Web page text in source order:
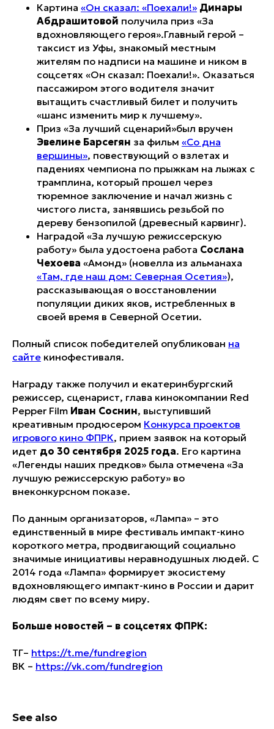
Картина «Он сказал: «Поехали!» Динары
Абдрашитовой получила приз «За
вдохновляющего героя».Главный герой –
таксист из Уфы, знакомый местным
жителям по надписи на машине и ником в
соцсетях «Он сказал: Поехали!». Оказаться
пассажиром этого водителя значит
вытащить счастливый билет и получить
«шанс изменить мир к лучшему».
Приз «За лучший сценарий»был вручен
Эвелине Барсегян за фильм «Со дна
вершины», повествующий о взлетах и
падениях чемпиона по прыжкам на лыжах с
трамплина, который прошел через
тюремное заключение и начал жизнь с
чистого листа, занявшись резьбой по
дереву бензопилой (древесный карвинг).
Наградой «За лучшую режиссерскую
работу» была удостоена работа Сослана
Чехоева «Амонд» (новелла из альманаха
«Там, где наш дом: Северная Осетия»),
рассказывающая о восстановлении
популяции диких яков, истребленных в
своей время в Северной Осетии.
Полный список победителей опубликован на
сайте кинофестиваля.
Награду также получил и екатеринбургский
режиссер, сценарист, глава кинокомпании Red
Pepper Film Иван Соснин, выступивший
креативным продюсером Конкурса проектов
игрового кино ФПРК, прием заявок на который
идет до 30 сентября 2025 года. Его картина
«Легенды наших предков» была отмечена «За
лучшую режиссерскую работу» во
внеконкурсном показе.
По данным организаторов, «Лампа» – это
единственный в мире фестиваль импакт-кино
короткого метра, продвигающий социально
значимые инициативы неравнодушных людей. С
2014 года «Лампа» формирует экосистему
вдохновляющего импакт-кино в России и дарит
людям свет по всему миру.
Больше новостей – в соцсетях ФПРК:
ТГ– https://t.me/fundregion
ВК – https://vk.com/fundregion
See also